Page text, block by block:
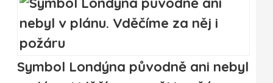
Symbol Londýna původně ani nebyl